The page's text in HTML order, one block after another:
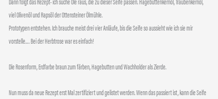
viel Olivenöl und Rapsöl der Ottensteiner Ölmühle.
Prototypen entstehen. Ich brauche meist drei vier Anläufe, bis die Seife so aussieht wie ich sie mir
vorstelle…. Bei der Herbtrose war es einfach!
Die Rosenform, Erdfarbe braun zum färben, Hagebutten und Wachholder als Zierde.
Nun muss da neue Rezept erst Mal zertifiziert und gelistet werden. Wenn das passiert ist, kann die Seife